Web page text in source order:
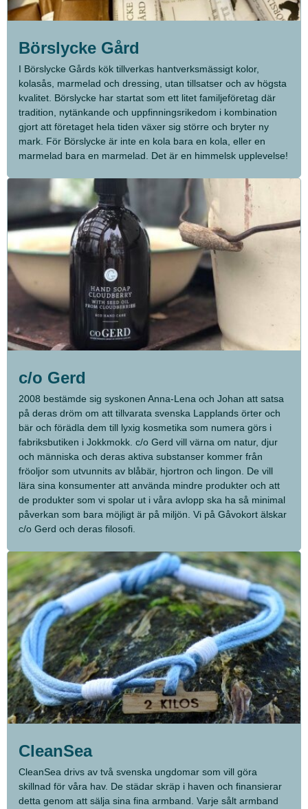
Börslycke Gård
I Börslycke Gårds kök tillverkas hantverksmässigt kolor,
kolasås, marmelad och dressing, utan tillsatser och av högsta
kvalitet. Börslycke har startat som ett litet familjeföretag där
tradition, nytänkande och uppfinningsrikedom i kombination
gjort att företaget hela tiden växer sig större och bryter ny
mark. För Börslycke är inte en kola bara en kola, eller en
marmelad bara en marmelad. Det är en himmelsk upplevelse!
c/o Gerd
2008 bestämde sig syskonen Anna-Lena och Johan att satsa
på deras dröm om att tillvarata svenska Lapplands örter och
bär och förädla dem till lyxig kosmetika som numera görs i
fabriksbutiken i Jokkmokk. c/o Gerd vill värna om natur, djur
och människa och deras aktiva substanser kommer från
fröoljor som utvunnits av blåbär, hjortron och lingon. De vill
lära sina konsumenter att använda mindre produkter och att
de produkter som vi spolar ut i våra avlopp ska ha så minimal
påverkan som bara möjligt är på miljön. Vi på Gåvokort älskar
c/o Gerd och deras filosofi.
CleanSea
CleanSea drivs av två svenska ungdomar som vill göra
skillnad för våra hav. De städar skräp i haven och finansierar
detta genom att sälja sina fina armband. Varje sålt armband